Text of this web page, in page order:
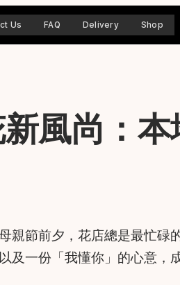
Us FAQ Delivery Shop
風尚：
親節前夕，花店總是最忙
及一份「我懂你」的心意，